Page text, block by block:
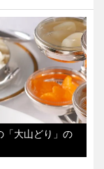
「大山どり」の